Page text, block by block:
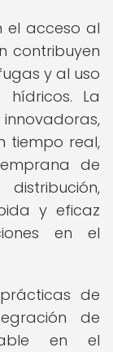
el acceso al
contribuyen
y al uso
La
tiempo real,
de
y eficaz
en el
de
de
en el